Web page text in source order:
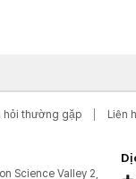
hỏi thường gặp Liên
Science Valley 2,